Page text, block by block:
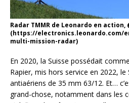
Radar TMMR de Leonardo en action,
(https://electronics.leonardo.com/
multi-mission-radar)
En 2020, la Suisse possédait
Rapier, mis hors service en 2022,
antiaériens de 35 mm 63/12. Et…
grand-chose, notamment dans les